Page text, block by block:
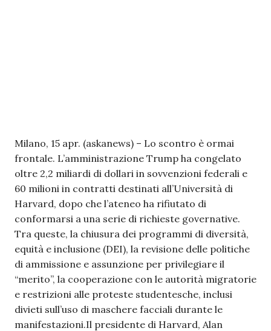
Milano, 15 apr. (askanews) – Lo scontro è ormai
frontale. L’amministrazione Trump ha congelato
oltre 2,2 miliardi di dollari in sovvenzioni federali e
60 milioni in contratti destinati all’Università di
Harvard, dopo che l’ateneo ha rifiutato di
conformarsi a una serie di richieste governative.
Tra queste, la chiusura dei programmi di diversità,
equità e inclusione (DEI), la revisione delle politiche
di ammissione e assunzione per privilegiare il
“merito”, la cooperazione con le autorità migratorie
e restrizioni alle proteste studentesche, inclusi
divieti sull’uso di maschere facciali durante le
manifestazioni.Il presidente di Harvard, Alan